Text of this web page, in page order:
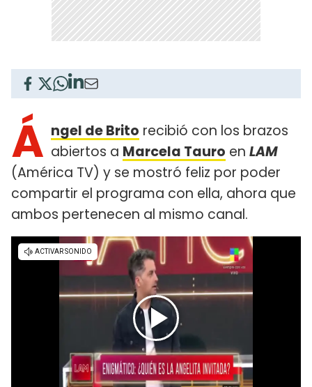
Á ngel de Brito recibió con los brazos
abiertos a Marcela Tauro en LAM
(América TV) y se mostró feliz por poder
compartir el programa con ella, ahora que
ambos pertenecen al mismo canal.